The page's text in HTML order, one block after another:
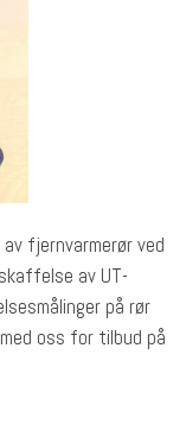
fjernvarmerør ved
av UT-
på rør
oss for tilbud på